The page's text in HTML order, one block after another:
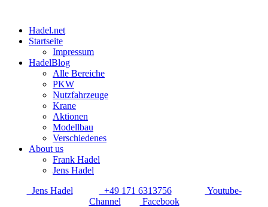
Hadel.net
Startseite
Impressum
HadelBlog
Alle Bereiche
PKW
Nutzfahrzeuge
Krane
Aktionen
Modellbau
Verschiedenes
About us
Frank Hadel
Jens Hadel
Jens Hadel
+49 171 6313756
Youtube-
Channel
Facebook